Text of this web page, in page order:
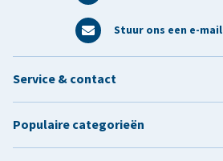
Stuur ons een e-mail
Service & contact
Populaire categorieën